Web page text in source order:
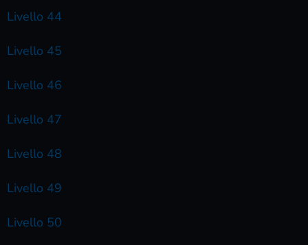
Livello 44
Livello 45
Livello 46
Livello 47
Livello 48
Livello 49
Livello 50